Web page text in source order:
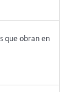
que obran en